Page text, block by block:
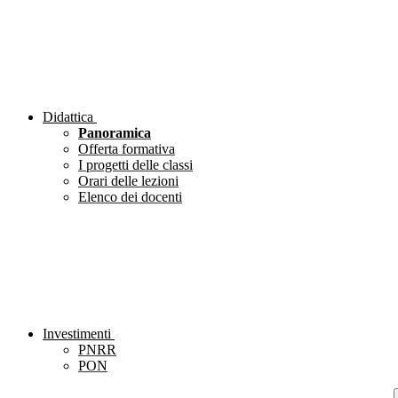
Didattica
Panoramica
Offerta formativa
I progetti delle classi
Orari delle lezioni
Elenco dei docenti
Investimenti
PNRR
PON